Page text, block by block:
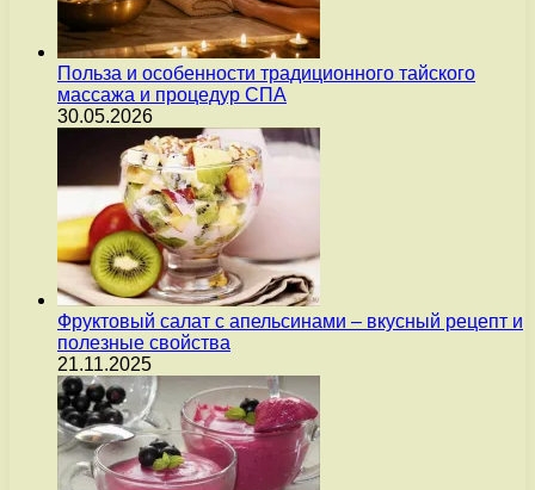
Польза и особенности традиционного тайского
массажа и процедур СПА
30.05.2026
Фруктовый салат с апельсинами – вкусный рецепт и
полезные свойства
21.11.2025